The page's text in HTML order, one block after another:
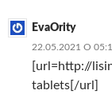
EvaOrity
22.05.2021 О
[url=http://
tablets[/url]